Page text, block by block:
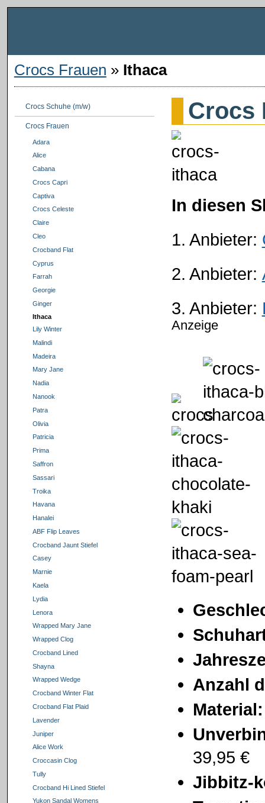
Crocs Frauen » Ithaca
Crocs Schuhe (m/w)
Crocs Frauen
Adara
Alice
Cabana
Crocs Capri
Captiva
Crocs Celeste
Claire
Cleo
Crocband Flat
Cyprus
Farrah
Georgie
Ginger
Ithaca
Lily Winter
Malindi
Madeira
Mary Jane
Nadia
Nanook
Patra
Olivia
Patricia
Prima
Saffron
Sassari
Troika
Havana
Hanalei
ABF Flip Leaves
Crocband Jaunt Stiefel
Casey
Marnie
Kaela
Lydia
Lenora
Wrapped Mary Jane
Wrapped Clog
Crocband Lined
Shayna
Wrapped Wedge
Crocband Winter Flat
Crocband Flat Plaid
Lavender
Juniper
Alice Work
Croccasin Clog
Tully
Crocband Hi Lined Stiefel
Yukon Sandal Womens
Crocs
In diesen
1. Anbieter:
2. Anbieter:
3. Anbieter:
Anzeige
Anzahl
39,95 €
Jibbitz-